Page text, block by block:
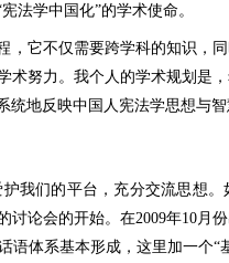
法学中国化”的学术使命。
它不仅需要跨学科的知识，
努力。我个人的学术规划是
地反映中国人宪法学思想与
我们的平台，充分交流思想
论会的开始。在2009年10月
体系基本形成，这里加一个“